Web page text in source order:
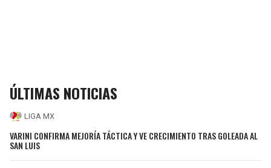
ÚLTIMAS NOTICIAS
LIGA MX
VARINI CONFIRMA MEJORÍA TÁCTICA Y VE CRECIMIENTO TRAS GOLEADA AL
SAN LUIS